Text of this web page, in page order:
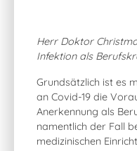
Herr Doktor
Infektion als
Grundsätzlich ist es
an Covid-19 die
Anerkennung als
namentlich der Fall
medizinischen